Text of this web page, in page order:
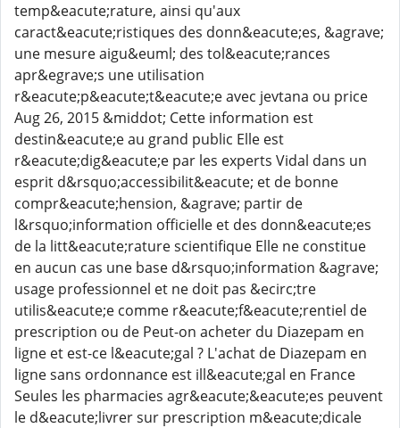
temp&eacute;rature, ainsi qu'aux
caract&eacute;ristiques des donn&eacute;es, &agrave;
une mesure aigu&euml; des tol&eacute;rances
apr&egrave;s une utilisation
r&eacute;p&eacute;t&eacute;e avec jevtana ou price
Aug 26, 2015 &middot; Cette information est
destin&eacute;e au grand public Elle est
r&eacute;dig&eacute;e par les experts Vidal dans un
esprit d&rsquo;accessibilit&eacute; et de bonne
compr&eacute;hension, &agrave; partir de
l&rsquo;information officielle et des donn&eacute;es
de la litt&eacute;rature scientifique Elle ne constitue
en aucun cas une base d&rsquo;information &agrave;
usage professionnel et ne doit pas &ecirc;tre
utilis&eacute;e comme r&eacute;f&eacute;rentiel de
prescription ou de Peut-on acheter du Diazepam en
ligne et est-ce l&eacute;gal ? L'achat de Diazepam en
ligne sans ordonnance est ill&eacute;gal en France
Seules les pharmacies agr&eacute;&eacute;es peuvent
le d&eacute;livrer sur prescription m&eacute;dicale